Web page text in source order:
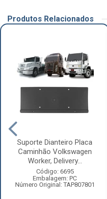
Produtos Relacionados
Suporte Dianteiro Placa
Caminhão Volkswagen
Worker, Delivery...
Código: 6695
Embalagem: PC
Número Original: TAP807801